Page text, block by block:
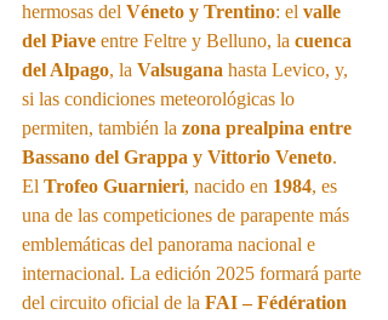
hermosas del Véneto y Trentino: el valle
del Piave entre Feltre y Belluno, la cuenca
del Alpago, la Valsugana hasta Levico, y,
si las condiciones meteorológicas lo
permiten, también la zona prealpina entre
Bassano del Grappa y Vittorio Veneto.
El Trofeo Guarnieri, nacido en 1984, es
una de las competiciones de parapente más
emblemáticas del panorama nacional e
internacional. La edición 2025 formará parte
del circuito oficial de la FAI – Fédération